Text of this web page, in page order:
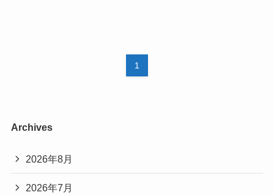
1
Archives
2026年8月
2026年7月